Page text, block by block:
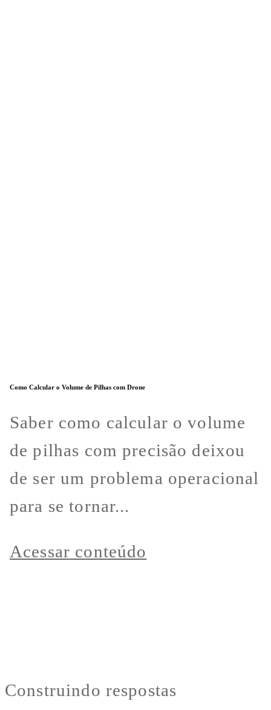
Como Calcular o Volume de Pilhas com Drone
Saber como calcular o volume
de pilhas com precisão deixou
de ser um problema operacional
para se tornar...
Acessar conteúdo
Construindo respostas